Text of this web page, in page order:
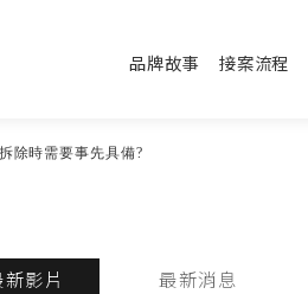
品牌故事 接案流程
除時需要事先具備?
影片 最新消息